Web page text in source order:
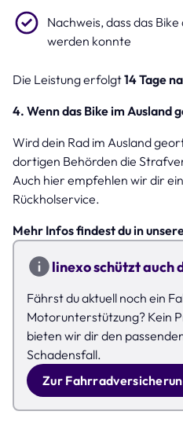
Nachweis, dass das
werden konnte
Die Leistung erfolgt14 Tage
4. Wenn das Bike im Ausland
Wird dein Rad im Ausland
dortigen Behörden die
Auch hier empfehlen wir dir
Rückholservice.
Mehr Infos findest du in
linexo schützt auch
Fährst du aktuell noch ein
Motorunterstützung? Kein
bieten wir dir den
Schadensfall.
Zur